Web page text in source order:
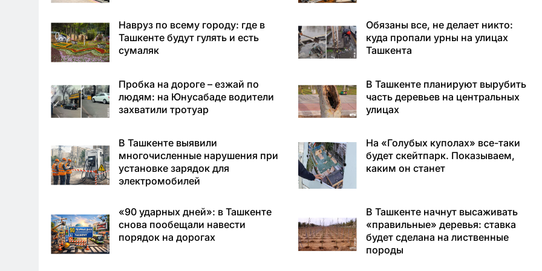
Навруз по всему городу: где в
Ташкенте будут гулять и есть
сумаляк
Обязаны все, не делает никто:
куда пропали урны на улицах
Ташкента
Пробка на дороге – езжай по
людям: на Юнусабаде водители
захватили тротуар
В Ташкенте планируют вырубить
часть деревьев на центральных
улицах
В Ташкенте выявили
многочисленные нарушения при
установке зарядок для
электромобилей
На «Голубых куполах» все-таки
будет скейтпарк. Показываем,
каким он станет
«90 ударных дней»: в Ташкенте
снова пообещали навести
порядок на дорогах
В Ташкенте начнут высаживать
«правильные» деревья: ставка
будет сделана на лиственные
породы